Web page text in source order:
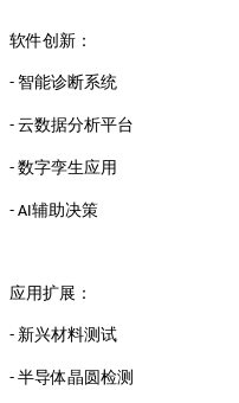
软件创新：
- 智能诊断系统
- 云数据分析平台
- 数字孪生应用
- AI辅助决策
应用扩展：
- 新兴材料测试
- 半导体晶圆检测